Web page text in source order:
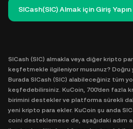
SICash(SIC) Almak için Giriş Yapın
SICash (SIC) almakla veya diğer kripto
keşfetmekle ilgileniyor musunuz? Doğru
Burada SICash (SIC) alabileceğiniz tüm
keşfedebilirsiniz. KuCoin, 700'den fazla
birimini destekler ve platforma sürekli
yeni kripto para ekler. KuCoin şu anda
coini desteklemese de, aşağıdaki adım